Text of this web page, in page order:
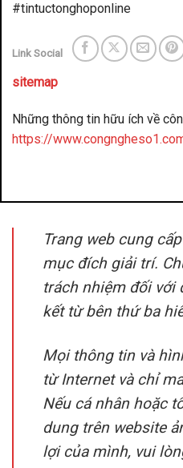
#tintuctonghoponline
Link Social
sitemap
Những thông tin hữu ích về
https://
Trang web cung
mục đích giải trí.
trách nhiệm đối với
kết từ bên thứ ba
Mọi thông tin và
từ Internet và chỉ
Nếu cá nhân hoặc
dung trên website
lợi của mình, vui